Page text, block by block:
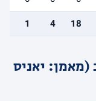
18
4
1
יאניס